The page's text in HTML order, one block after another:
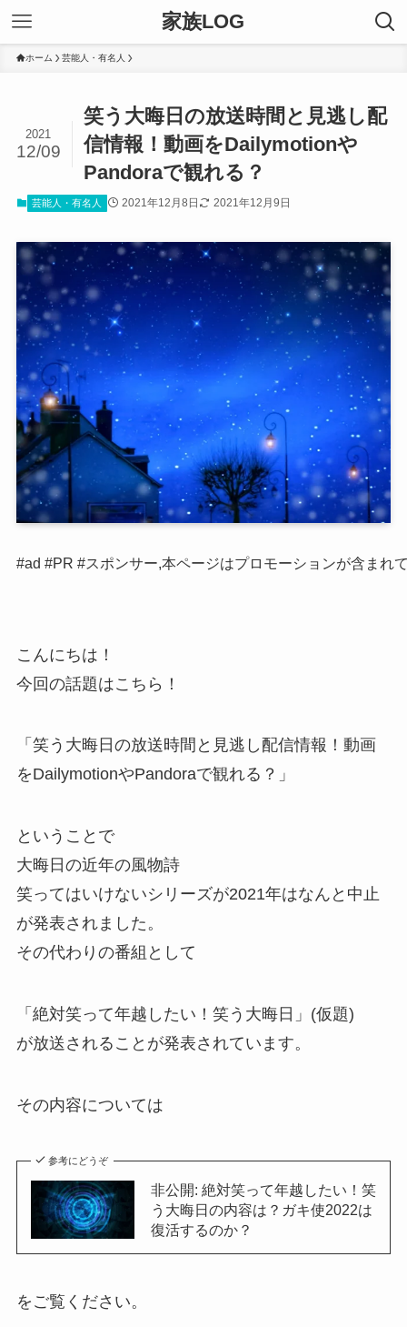
家族LOG
ホーム 芸能人・有名人
笑う大晦日の放送時間と見逃し配
信情報！動画をDailymotionや
Pandoraで観れる？
2021
12/09
芸能人・有名人 2021年12月8日 2021年12月9日
#ad #PR #スポンサー,本ページはプロモーションが含まれ
こんにちは！
今回の話題はこちら！
「笑う大晦日の放送時間と見逃し配信情報！動画
をDailymotionやPandoraで観れる？」
ということで
大晦日の近年の風物詩
笑ってはいけないシリーズが2021年はなんと中止
が発表されました。
その代わりの番組として
「絶対笑って年越したい！笑う大晦日」(仮題)
が放送されることが発表されています。
その内容については
参考にどうぞ
非公開: 絶対笑って年越したい！笑
う大晦日の内容は？ガキ使2022は
復活するのか？
をご覧ください。